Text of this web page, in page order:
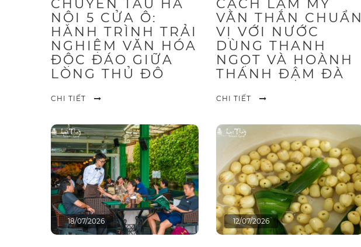
CHUYẾN TÀU HÀ
NỘI 5 CỬA Ô:
HÀNH TRÌNH TRẢI
NGHIỆM VĂN HÓA
ĐỘC ĐÁO GIỮA
LÒNG THỦ ĐÔ
CHI TIẾT
CÁCH LÀM MỲ
VẰN THẮN CHUẨN
VỊ VỚI NƯỚC
DÙNG THANH
NGỌT VÀ HOÀNH
THÁNH ĐẬM ĐÀ
CHI TIẾT
18/07/2026 12/07/2026